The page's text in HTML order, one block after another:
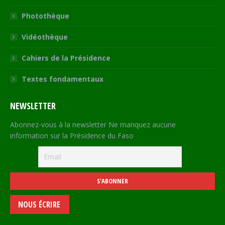
Photothèque
Vidéothèque
Cahiers de la Présidence
Textes fondamentaux
NEWSLETTER
Abonnez-vous à la newsletter Ne manquez aucune
information sur la Présidence du Faso
NOUS ÉCRIRE